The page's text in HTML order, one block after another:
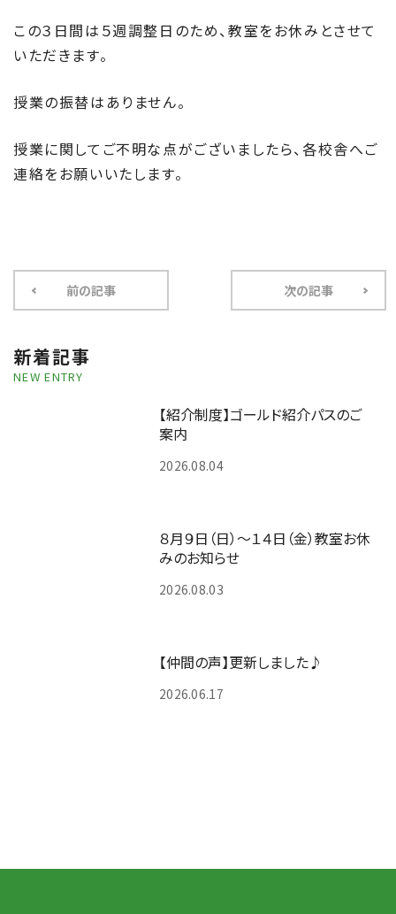
この３日間は５週調整日のため、教室をお休みとさせて
いただきます。
授業の振替はありません。
授業に関してご不明な点がございましたら、各校舎へご
連絡をお願いいたします。
前の記事 次の記事
新着記事
NEW ENTRY
【紹介制度】ゴールド紹介パスのご
案内
2026.08.04
８月９日（日）～１４日（金）教室お休
みのお知らせ
2026.08.03
【仲間の声】更新しました♪
2026.06.17